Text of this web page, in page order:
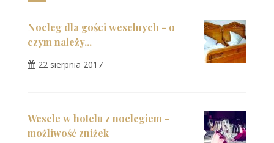
Nocleg dla gości weselnych - o
czym należy...
22 sierpnia 2017
Wesele w hotelu z noclegiem -
możliwość zniżek